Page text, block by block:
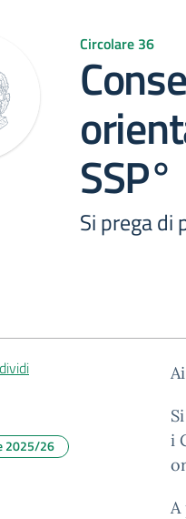
Circolare 36
SSP°
Si prega di
i
A
2025/26